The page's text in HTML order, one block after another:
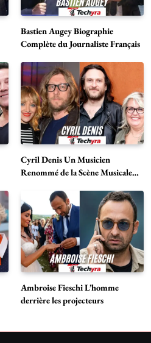
Bastien Augey Biographie
Complète du Journaliste Français
Cyril Denis Un Musicien
Renommé de la Scène Musicale
Ambroise Fieschi L’homme
derrière les projecteurs